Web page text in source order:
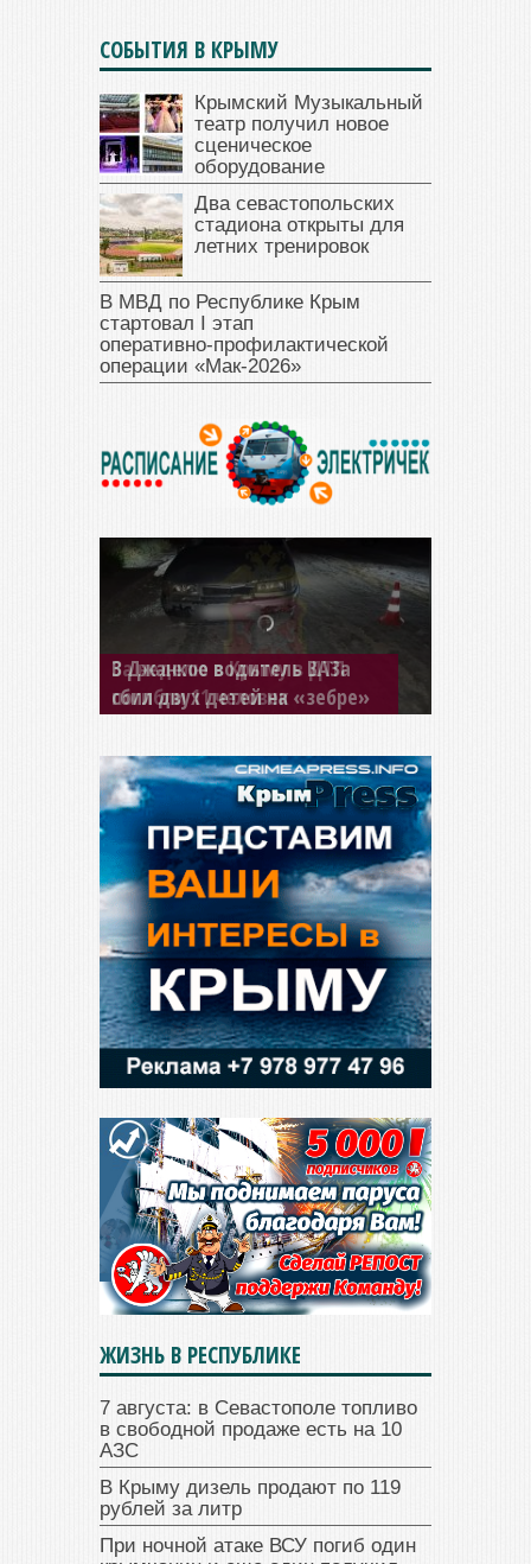
СОБЫТИЯ В КРЫМУ
Крымский Музыкальный
театр получил новое
сценическое
оборудование
Два севастопольских
стадиона открыты для
летних тренировок
В МВД по Республике Крым
стартовал I этап
оперативно‑профилактической
операции «Мак‑2026»
В Джанкое водитель ВАЗа
сбил двух детей на «зебре»
ЖИЗНЬ В РЕСПУБЛИКЕ
7 августа: в Севастополе топливо
в свободной продаже есть на 10
АЗС
В Крыму дизель продают по 119
рублей за литр
При ночной атаке ВСУ погиб один